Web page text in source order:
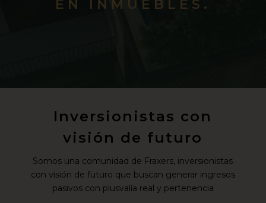
EN INMUEBLES.
Inversionistas con
visión de futuro
Somos una comunidad de Fraxers, inversionistas
con visión de futuro que buscan generar ingresos
pasivos con plusvalía real y pertenencia